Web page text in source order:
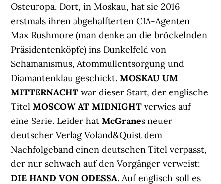
Osteuropa. Dort, in Moskau, hat sie 2016
erstmals ihren abgehalfterten CIA-Agenten
Max Rushmore (man denke an die bröckelnden
Präsidentenköpfe) ins Dunkelfeld von
Schamanismus, Atommüllentsorgung und
Diamantenklau geschickt. MOSKAU UM
MITTERNACHTwar dieser Start, der englische
Titel MOSCOW AT MIDNIGHT verwies auf
eine Serie. Leider hat McGranes neuer
deutscher Verlag Voland&Quist dem
Nachfolgeband einen deutschen Titel verpasst,
der nur schwach auf den Vorgänger verweist:
DIE HAND VON ODESSA. Auf englisch soll es